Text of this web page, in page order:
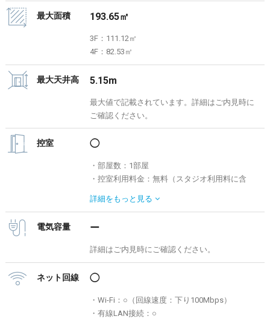
最大面積 193.65㎡
3F：111.12㎡
4F：82.53㎡
最大天井高 5.15m
最大値で記載されています。詳細はご内見時に
ご確認ください。
控室 ◯
・部屋数：1部屋
・控室利用料金：無料（スタジオ利用料に含
※利用希望の場合、事前予約が必須となりま
詳細を もっと見る
電気容量 ー
詳細はご内見時にご確認ください。
ネット回線 ◯
・Wi-Fi：○（回線速度：下り100Mbps）
・有線LAN接続：○